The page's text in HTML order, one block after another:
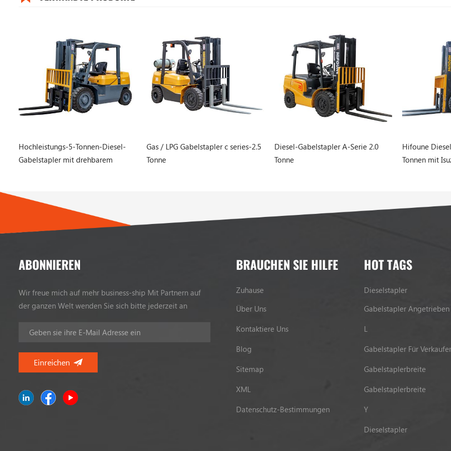
Gas / LPG Gabelstapler c series-2.5
Tonne
Diesel-Gabelstapler A-Serie 2.0
Tonne
Hifoune Diesel-Gabelstapler 1,5
Tonnen mit Isuzu-Motor
Gas-/LPG-
Tonnen
ABONNIEREN
Wir freue mich auf mehr business-ship Mit Partnern auf
der ganzen Welt wenden Sie sich bitte jederzeit an
BRAUCHEN SIE HILFE
Zuhause
Über Uns
Kontaktiere Uns
Blog
Sitemap
XML
Datenschutz-Bestimmungen
HOT TAGS
Dieselstapler
Gabelstapler Angetrieben
L
Gabelstapler Für
Gabelstaplerbreite
Gabelstaplerbreite
Y
Dieselstapler